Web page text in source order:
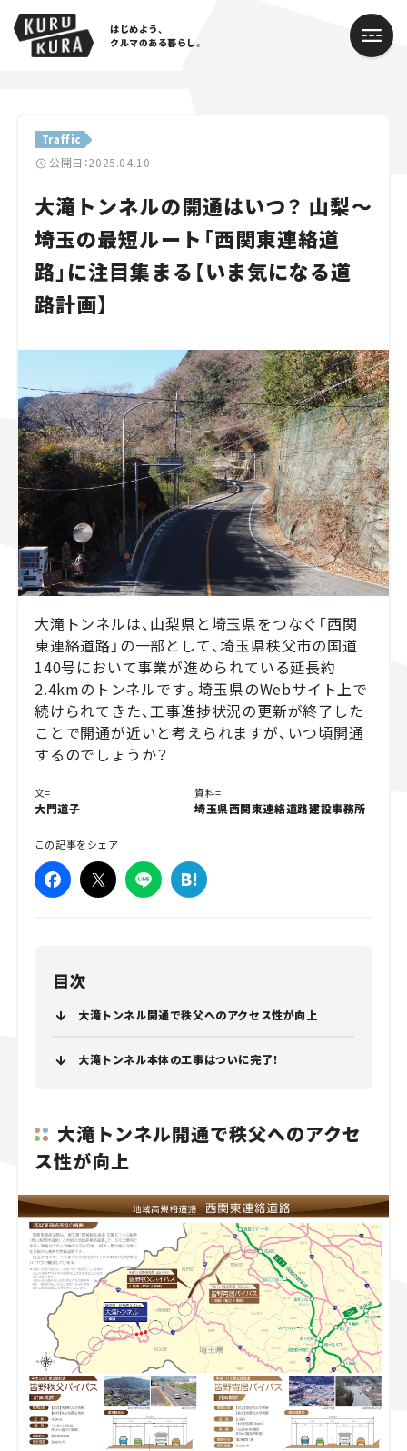
はじめよう、
クルマのある暮らし。
Traffic
公開日：2025.04.10
大滝トンネルの開通はいつ？ 山梨〜
埼玉の最短ルート「西関東連絡道
路」に注目集まる【いま気になる道
路計画】
大滝トンネルは、山梨県と埼玉県をつなぐ「西関
東連絡道路」の一部として、埼玉県秩父市の国道
140号において事業が進められている延長約
2.4kmのトンネルです。埼玉県のWebサイト上で
続けられてきた、工事進捗状況の更新が終了した
ことで開通が近いと考えられますが、いつ頃開通
するのでしょうか？
文=
大門道子
資料=
埼玉県西関東連絡道路建設事務所
この記事をシェア
目次
大滝トンネル開通で秩父へのアクセス性が向上
大滝トンネル本体の工事はついに完了！
大滝トンネル開通で秩父へのアクセ
ス性が向上
Cars
Lifestyle
Traffic
Special
人気のハッシュタグ
スズキ ジムニー｜Suzuki Jimny
スズキ｜Suzuki
マツダ｜Mazda
マツダ ロードスター｜Mazda Roadster